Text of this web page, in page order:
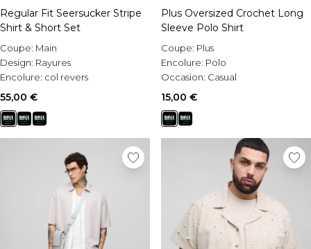
Regular Fit Seersucker Stripe
Shirt & Short Set
Coupe: Main
Design: Rayures
Encolure: col revers
55,00 €
Plus Oversized Crochet Long
Sleeve Polo Shirt
Coupe: Plus
Encolure: Polo
Occasion: Casual
15,00 €